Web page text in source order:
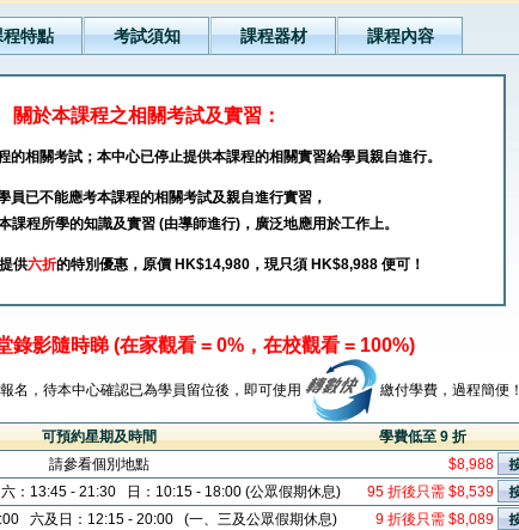
特點 考試須知 課程器材 課程內容
關於本課程之相關考試及實習：
的相關考試；本中心已停止提供本課程的相關實習給學員親自進行。
員已不能應考本課程的相關考試及親自進行實習，
課程所學的知識及實習 (由導師進行)，廣泛地應用於工作上。
供六折的特別優惠，原價 HK$14,980，現只須 HK$8,988 便可！
錄影隨時睇 (在家觀看 = 0%，在校觀看 = 100%)
名，待本中心確認已為學員留位後，即可使用 繳付學費，過程簡便！
可預約星期及時間
學費低至 9 折
請參看個別地點
$8,988
：13:45 - 21:30 日：10:15 - 18:00 (公眾假期休息)
95 折後只需 $8,539
六及日：12:15 - 20:00 (一、三及公眾假期休息)
9 折後只需 $8,089